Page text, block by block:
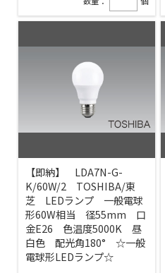
【即納】 LDA7N-G-
K/60W/2 TOSHIBA/東
芝 LEDランプ 一般電球
形60W相当 径55mm 口
金E26 色温度5000K 昼
白色 配光角180° ☆一般
電球形LEDランプ☆